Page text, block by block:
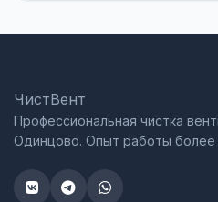
ЧистВент
Профессиональная чистка
Одинцово. Опыт работы более